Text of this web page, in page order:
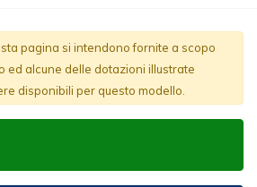
pagina si intendono fornite a scopo
ed alcune delle dotazioni illustrate
disponibili per questo modello.